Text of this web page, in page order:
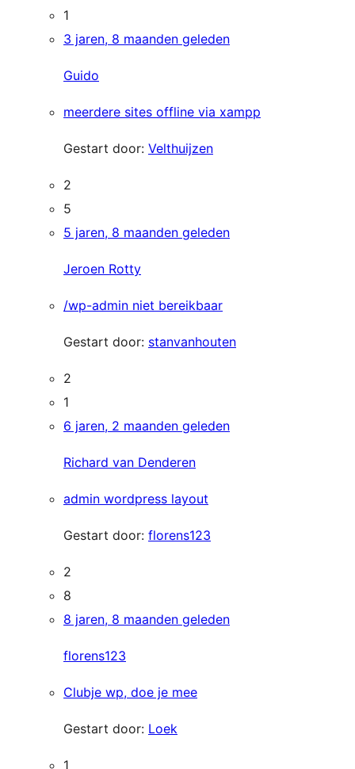
1
3 jaren, 8 maanden geleden
Guido
meerdere sites offline via xampp
Gestart door: Velthuijzen
2
5
5 jaren, 8 maanden geleden
Jeroen Rotty
/wp-admin niet bereikbaar
Gestart door: stanvanhouten
2
1
6 jaren, 2 maanden geleden
Richard van Denderen
admin wordpress layout
Gestart door: florens123
2
8
8 jaren, 8 maanden geleden
florens123
Clubje wp, doe je mee
Gestart door: Loek
1